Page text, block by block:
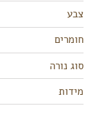
צבע
חומרים
סוג נורה
מידות